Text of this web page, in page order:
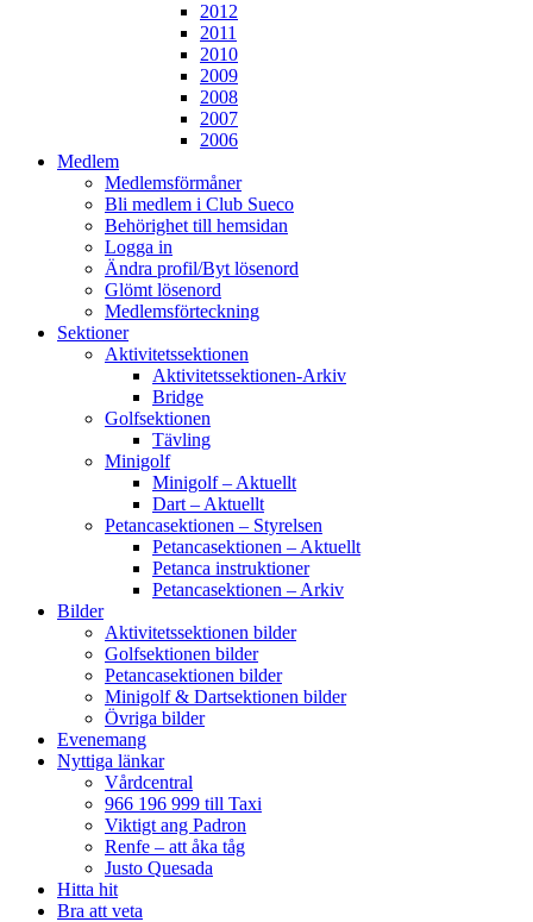
2012
2011
2010
2009
2008
2007
2006
Medlem
Medlemsförmåner
Bli medlem i Club Sueco
Behörighet till hemsidan
Logga in
Ändra profil/Byt lösenord
Glömt lösenord
Medlemsförteckning
Sektioner
Aktivitetssektionen
Aktivitetssektionen-Arkiv
Bridge
Golfsektionen
Tävling
Minigolf
Minigolf – Aktuellt
Dart – Aktuellt
Petancasektionen – Styrelsen
Petancasektionen – Aktuellt
Petanca instruktioner
Petancasektionen – Arkiv
Bilder
Aktivitetssektionen bilder
Golfsektionen bilder
Petancasektionen bilder
Minigolf & Dartsektionen bilder
Övriga bilder
Evenemang
Nyttiga länkar
Vårdcentral
966 196 999 till Taxi
Viktigt ang Padron
Renfe – att åka tåg
Justo Quesada
Hitta hit
Bra att veta